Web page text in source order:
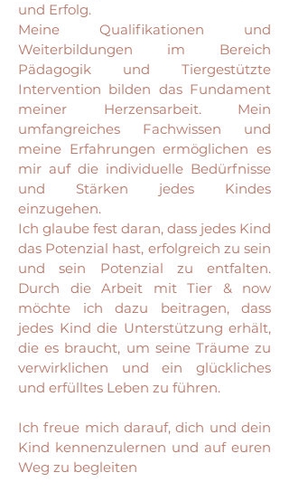
und Erfolg.
Meine Qualifikationen und
Weiterbildungen im Bereich
Pädagogik und Tiergestützte
Intervention bilden das Fundament
meiner Herzensarbeit. Mein
umfangreiches Fachwissen und
meine Erfahrungen ermöglichen es
mir auf die individuelle Bedürfnisse
und Stärken jedes Kindes
einzugehen.
Ich glaube fest daran, dass jedes Kind
das Potenzial hast, erfolgreich zu sein
und sein Potenzial zu entfalten.
Durch die Arbeit mit Tier & now
möchte ich dazu beitragen, dass
jedes Kind die Unterstützung erhält,
die es braucht, um seine Träume zu
verwirklichen und ein glückliches
und erfülltes Leben zu führen.
Ich freue mich darauf, dich und dein
Kind kennenzulernen und auf euren
Weg zu begleiten